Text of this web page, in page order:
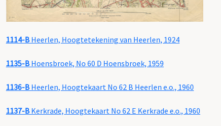
1114-B Heerlen, Hoogtetekening van Heerlen, 1924
1135-B Hoensbroek, No 60 D Hoensbroek, 1959
1136-B Heerlen, Hoogtekaart No 62 B Heerlen e.o., 1960
1137-B Kerkrade, Hoogtekaart No 62 E Kerkrade e.o., 1960